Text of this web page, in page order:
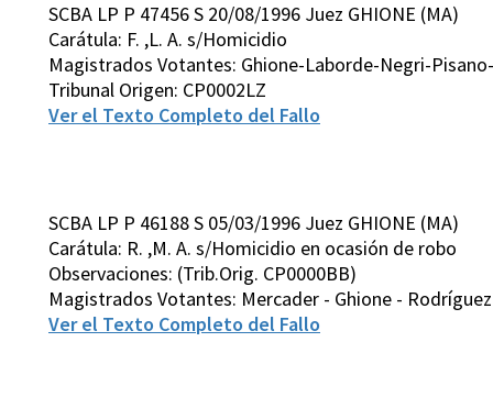
SCBA LP P 47456 S 20/08/1996 Juez GHIONE (MA)
Carátula: F. ,L. A. s/Homicidio
Magistrados Votantes: Ghione-Laborde-Negri-
Tribunal Origen: CP0002LZ
Ver el Texto Completo del Fallo
SCBA LP P 46188 S 05/03/1996 Juez GHIONE (MA)
Carátula: R. ,M. A. s/Homicidio en ocasión de robo
Observaciones: (Trib.Orig. CP0000BB)
Magistrados Votantes: Mercader - Ghione -
Ver el Texto Completo del Fallo